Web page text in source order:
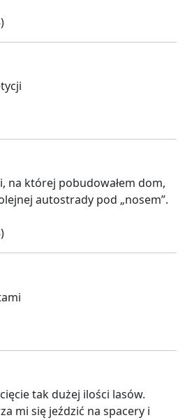
na której pobudowałem dom,
autostrady pod „nosem”.
tak dużej ilości lasów.
mi się jeździć na spacery i